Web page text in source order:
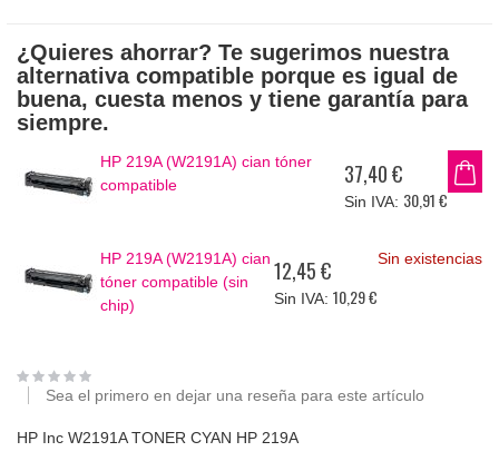
imágenes
¿Quieres ahorrar? Te sugerimos nuestra
alternativa compatible porque es igual de
buena, cuesta menos y tiene garantía para
siempre.
HP 219A (W2191A) cian tóner
compatible
37,40 €
30,91 €
HP 219A (W2191A) cian
tóner compatible (sin
chip)
12,45 €
10,29 €
Sin existencias
Sea el primero en dejar una reseña para este artículo
HP Inc W2191A TONER CYAN HP 219A